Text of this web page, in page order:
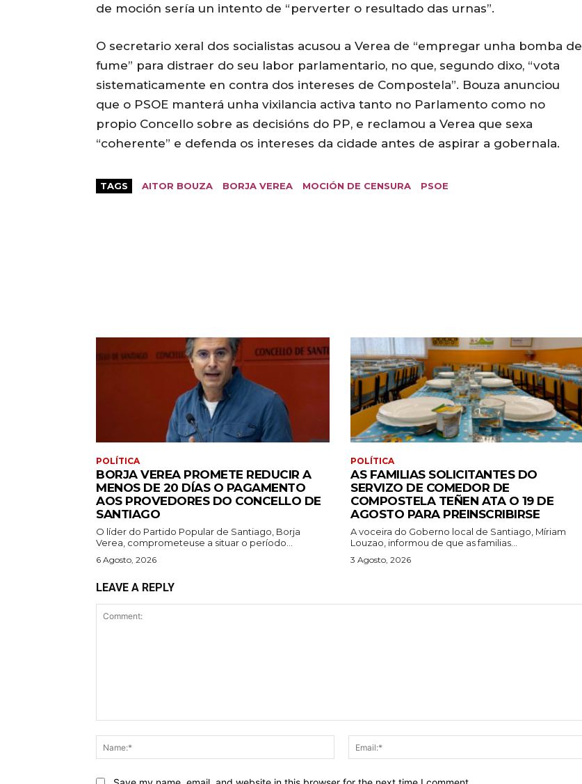
de moción sería un intento de “perverter o resultado das urnas”.
O secretario xeral dos socialistas acusou a Verea de “empregar unha bomba de
fume” para distraer do seu labor parlamentario, no que, segundo dixo, “vota
sistematicamente en contra dos intereses de Compostela”. Bouza anunciou
que o PSOE manterá unha vixilancia activa tanto no Parlamento como no
propio Concello sobre as decisións do PP, e reclamou a Verea que sexa
“coherente” e defenda os intereses da cidade antes de aspirar a gobernala.
TAGS AITOR BOUZA BORJA VEREA MOCIÓN DE CENSURA PSOE
POLÍTICA
BORJA VEREA PROMETE REDUCIR A
MENOS DE 20 DÍAS O PAGAMENTO
AOS PROVEDORES DO CONCELLO DE
SANTIAGO
O líder do Partido Popular de Santiago, Borja
Verea, comprometeuse a situar o período...
6 Agosto, 2026
POLÍTICA
AS FAMILIAS SOLICITANTES DO
SERVIZO DE COMEDOR DE
COMPOSTELA TEÑEN ATA O 19 DE
AGOSTO PARA PREINSCRIBIRSE
A voceira do Goberno local de Santiago, Míriam
Louzao, informou de que as familias...
3 Agosto, 2026
LEAVE A REPLY
Name:*